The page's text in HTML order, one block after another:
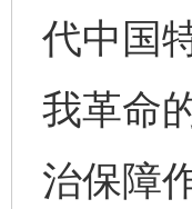
代中国
我革命
治保障